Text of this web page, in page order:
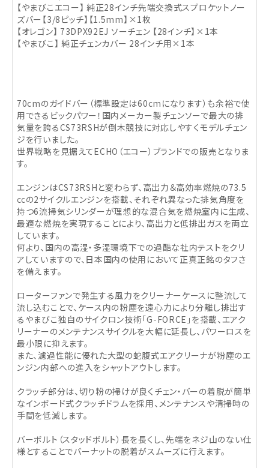
【やまびこエコー】 純正28インチ先端交換式スプロケットノー
ズバー【3/8ピッチ】【1.5mm】×1枚
【オレゴン】 73DPX92EJ ソーチェン 【28インチ】×1本
【やまびこ】 純正チェンカバー 28インチ用×1本
70cmのガイドバー（標準設定は60cmになります）も余裕で使
用できるビックパワー！国内メーカー製チェンソーで最大の排
気量を誇るCS73RSHが倒木競技に対応しやすくモデルチェン
ジを行いました。
世界戦略を見据えてECHO（エコー）ブランドでの販売となりま
す。
エンジンはCS73RSHと変わらず、高出力＆高効率燃焼の73.5
㏄の2サイクルエンジンを搭載、それぞれ異なった排気角度を
持つ6流掃気シリンダーが理想的な混合気を燃焼室内に生成、
最適な燃焼を実現することにより、高出力と低排出ガスを両立
しています。
何より、国内の高湿・多湿環境下での過酷な社内テストをクリ
アしていますので、日本国内の使用において正真正銘のタフさ
を備えます。
ローターファンで発生する風力をクリーナーケースに整流して
流し込むことで、ケース内の粉塵を遠心力により分離し排出す
るやまびこ独自のサイクロン技術「G-FORCE」を搭載、エアク
リーナーのメンテナンスサイクルを大幅に延長し、パワーロスを
最小限に抑えます。
また、濾過性能に優れた大型の蛇腹式エアクリーナが粉塵のエ
ンジン内部への進入をシャットアウトします。
クラッチ部分は、切り粉の掃けが良くチェン・バーの着脱が簡単
なインボード式クラッチドラムを採用、メンテナンスや清掃時の
手間を低減します。
バーボルト（スタッドボルト）長を長くし、先端をネジ山のない仕
様とすることでバーナットの脱着がスムーズに行えます。